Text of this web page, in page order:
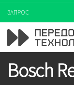
ЗАПРОС
Bosch